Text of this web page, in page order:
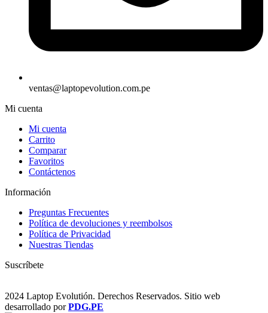
ventas@laptopevolution.com.pe
Mi cuenta
Mi cuenta
Carrito
Comparar
Favoritos
Contáctenos
Información
Preguntas Frecuentes
Política de devoluciones y reembolsos
Política de Privacidad
Nuestras Tiendas
Suscríbete
2024 Laptop Evolutión. Derechos Reservados. Sitio web
desarrollado porPDG.PE